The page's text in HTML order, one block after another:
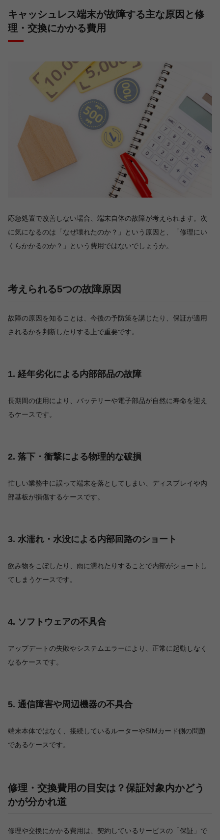
キャッシュレス端末が故障する主な原因と修
理・交換にかかる費用
応急処置で改善しない場合、端末自体の故障が考えられます。次
に気になるのは「なぜ壊れたのか？」という原因と、「修理にい
くらかかるのか？」という費用ではないでしょうか。
考えられる5つの故障原因
故障の原因を知ることは、今後の予防策を講じたり、保証が適用
されるかを判断したりする上で重要です。
1. 経年劣化による内部部品の故障
長期間の使用により、バッテリーや電子部品が自然に寿命を迎え
るケースです。
2. 落下・衝撃による物理的な破損
忙しい業務中に誤って端末を落としてしまい、ディスプレイや内
部基板が損傷するケースです。
3. 水濡れ・水没による内部回路のショート
飲み物をこぼしたり、雨に濡れたりすることで内部がショートし
てしまうケースです。
4. ソフトウェアの不具合
アップデートの失敗やシステムエラーにより、正常に起動しなく
なるケースです。
5. 通信障害や周辺機器の不具合
端末本体ではなく、接続しているルーターやSIMカード側の問題
であるケースです。
修理・交換費用の目安は？保証対象内かどう
かが分かれ道
修理や交換にかかる費用は、契約しているサービスの「保証」で